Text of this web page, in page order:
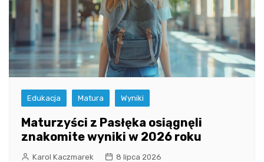
Edukacja Matura Wyniki
Maturzyści z Pasłęka osiągnęli
znakomite wyniki w 2026 roku
Karol Kaczmarek 8 lipca 2026